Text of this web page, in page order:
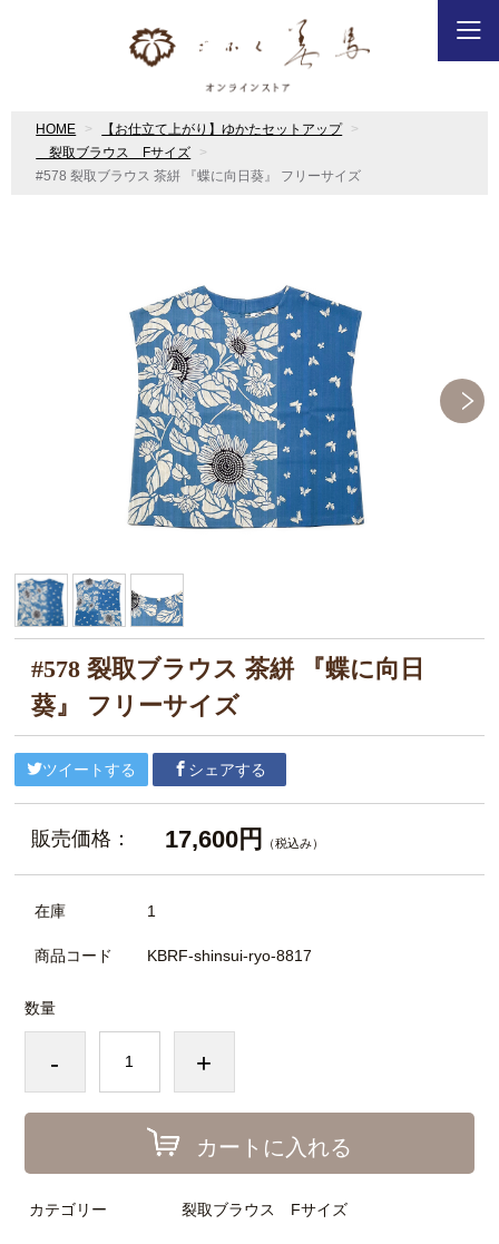
HOME
【お仕立て上がり】ゆかたセットアップ
裂取ブラウス Fサイズ
#578 裂取ブラウス 茶絣 『蝶に向日葵』 フリーサイズ
#578 裂取ブラウス 茶絣 『蝶に向日
葵』 フリーサイズ
ツイートする シェアする
販売価格： 17,600円 （税込み）
在庫 1
商品コード KBRF-shinsui-ryo-8817
数量
- +
カートに入れる
カテゴリー 裂取ブラウス Fサイズ